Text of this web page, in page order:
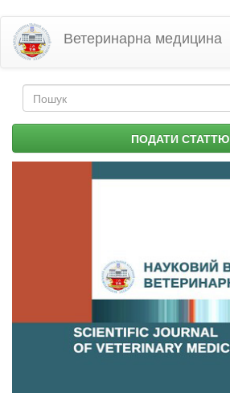
Перейти
основного
матеріалу
Ветеринарна медицина
Пошукова
форма ПОДАТИ СТАТТЮ